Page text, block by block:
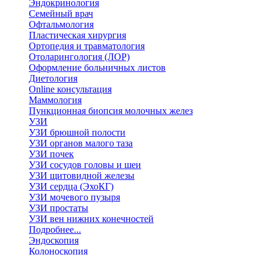
Эндокринология
Семейный врач
Офтальмология
Пластическая хирургия
Ортопедия и травматология
Отоларингология (ЛОР)
Оформление больничных листов
Диетология
Online консультация
Маммология
Пункционная биопсия молочных желез
УЗИ
УЗИ брюшной полости
УЗИ органов малого таза
УЗИ почек
УЗИ сосудов головы и шеи
УЗИ щитовидной железы
УЗИ сердца (ЭхоКГ)
УЗИ мочевого пузыря
УЗИ простаты
УЗИ вен нижних конечностей
Подробнее...
Эндоскопия
Колоноскопия